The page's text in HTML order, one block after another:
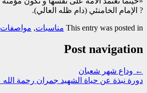
? الإمام الخامنئي (دام ظله العالي).
This entry was posted in مناسبات, مواصفات
Post navigation
← وداع شهر شعبان
دورة نبذة عن حياة الشهید جمران رحمة الله